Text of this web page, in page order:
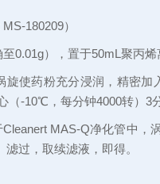
180209）
0.01g），置于50mL聚丙
旋使药粉充分浸润，精密
（-10℃，每分钟4000转）3
MAS-Q净化管中，
过，取续滤液，即得。